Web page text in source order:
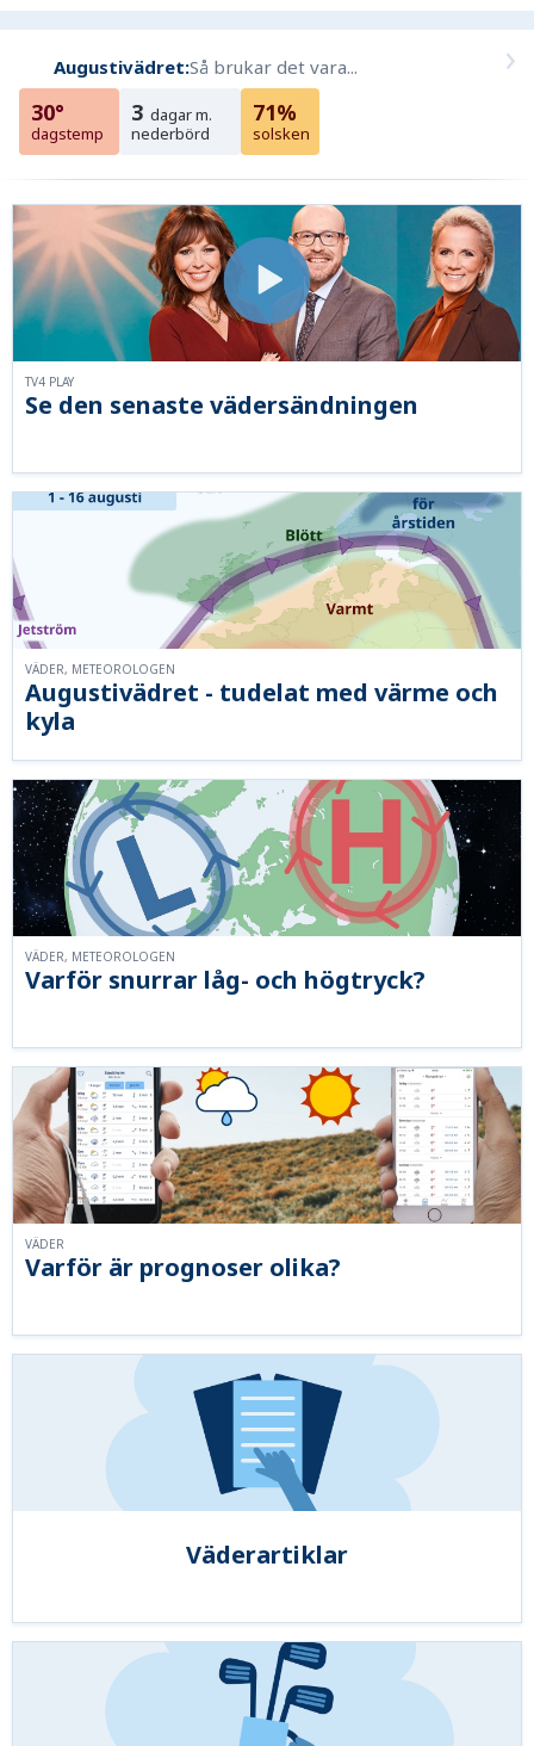
Augustivädret:Så brukar det vara...
30°
dagstemp
3 dagar m.
nederbörd
71%
solsken
Se den senaste vädersändningen
TV4 PLAY
Augustivädret - tudelat med värme och
kyla
VÄDER, METEOROLOGEN
Varför snurrar låg- och högtryck?
VÄDER, METEOROLOGEN
Varför är prognoser olika?
VÄDER
Väderartiklar